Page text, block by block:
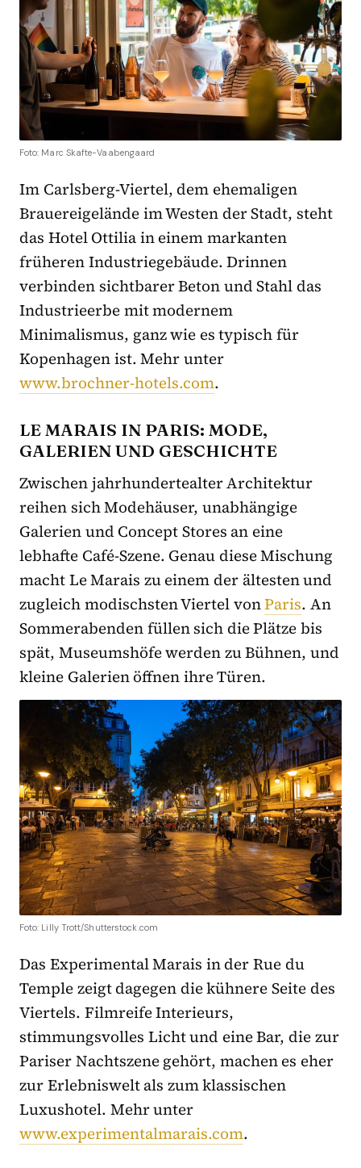
Foto: Marc Skafte-Vaabengaard
Im Carlsberg-Viertel, dem ehemaligen
Brauereigelände im Westen der Stadt, steht
das Hotel Ottilia in einem markanten
früheren Industriegebäude. Drinnen
verbinden sichtbarer Beton und Stahl das
Industrieerbe mit modernem
Minimalismus, ganz wie es typisch für
Kopenhagen ist. Mehr unter
www.brochner-hotels.com.
LE MARAIS IN PARIS: MODE,
GALERIEN UND GESCHICHTE
Zwischen jahrhundertealter Architektur
reihen sich Modehäuser, unabhängige
Galerien und Concept Stores an eine
lebhafte Café-Szene. Genau diese Mischung
macht Le Marais zu einem der ältesten und
zugleich modischsten Viertel vonParis. An
Sommerabenden füllen sich die Plätze bis
spät, Museumshöfe werden zu Bühnen, und
kleine Galerien öffnen ihre Türen.
Foto: Lilly Trott/Shutterstock.com
Das Experimental Marais in der Rue du
Temple zeigt dagegen die kühnere Seite des
Viertels. Filmreife Interieurs,
stimmungsvolles Licht und eine Bar, die zur
Pariser Nachtszene gehört, machen es eher
zur Erlebniswelt als zum klassischen
Luxushotel. Mehr unter
www.experimentalmarais.com.